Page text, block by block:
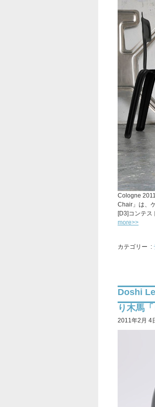
Cologne
Chair」は、
[D3]コンテス
more>>
カテゴリー :
Doshi
り木馬「
2011年2月 4